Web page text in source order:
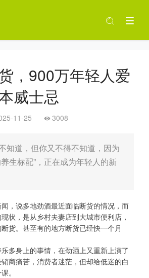
，900万年轻人爱
威士忌
11-25 3008
知道，但你又不得不知道，因为
生标配”，正在成为年轻人的新
，说多地劲酒最近面临断货的情况，而
状，是从乡村夫妻店到大城市便利店，
货。甚至有的地方断货已经快一个月
多身上的事情，在劲酒上又重新上演了
商痛苦，消费者迷茫，但却给低迷的白
。